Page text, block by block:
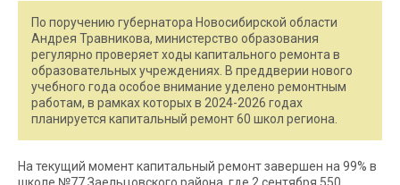
По поручению губернатора Новосибирской области
Андрея Травникова, министерство образования
регулярно проверяет ходы капитального ремонта в
образовательных учреждениях. В преддверии нового
учебного года особое внимание уделено ремонтным
работам, в рамках которых в 2024-2026 годах
планируется капитальный ремонт 60 школ региона.
На текущий момент капитальный ремонт завершен на 99% в